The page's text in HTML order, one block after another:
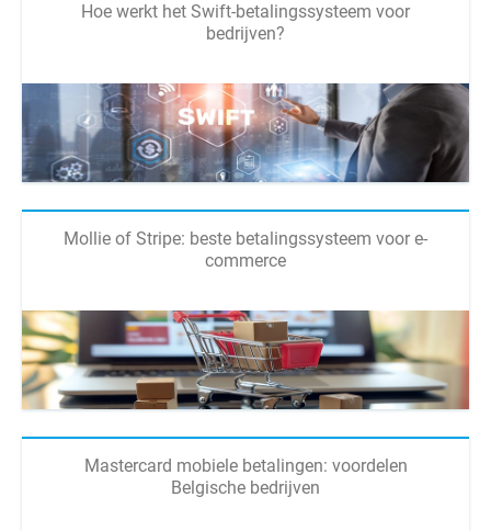
Hoe werkt het Swift-betalingssysteem voor
bedrijven?
Mollie of Stripe: beste betalingssysteem voor e-
commerce
Mastercard mobiele betalingen: voordelen
Belgische bedrijven